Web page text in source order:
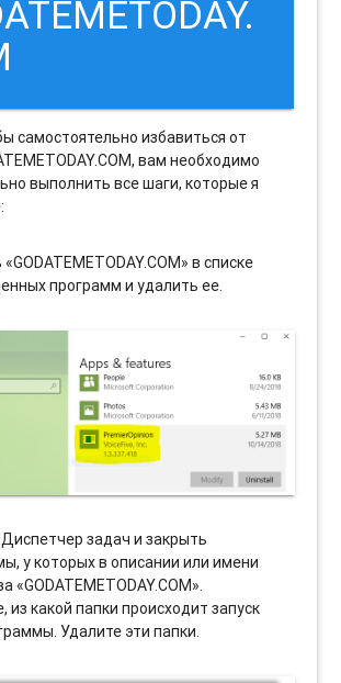
самостоятельно избавиться от
вам необходимо
выполнить все шаги, которые я
в списке
программ и удалить ее.
задач и закрыть
у которых в описании или имени
«GODATEMETODAY.COM».
из какой папки происходит запуск
Удалите эти папки.